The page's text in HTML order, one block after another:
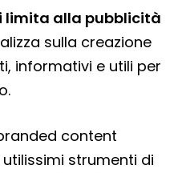
limita alla pubblicità
sulla creazione
informativi e utili per
content
strumenti di